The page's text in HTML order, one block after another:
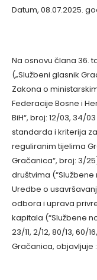
Datum, 08.07.2025.
Na osnovu člana 36.
(„Službeni glasnik
Zakona o
Federacije Bosne i
BiH“, broj: 12/03, 34/
standarda i kriterija
reguliranim tijelima
Gračanica“, broj: 3/
društvima (“Službene
Uredbe o
odbora i uprava
kapitala (“Službene
23/11, 2/12, 80/13, 60/
Gračanica, objavljuje :